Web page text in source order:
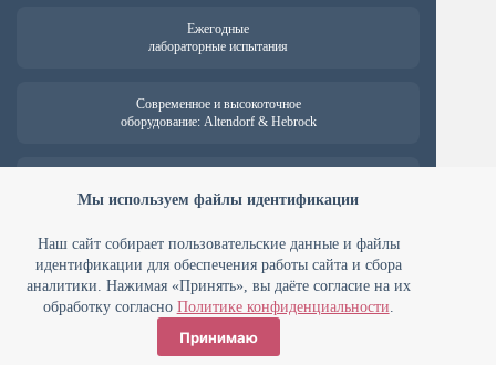
Мы используем файлы идентификации
Наш сайт собирает пользовательские данные и файлы
идентификации для обеспечения работы сайта и сбора
аналитики. Нажимая «Принять», вы даёте согласие на их
обработку согласно Политике конфиденциальности.
Принимаю
Ежегодные
лабораторные испытания
Современное и высокоточное
оборудование: Altendorf & Hebrock
от 18 месяцев
ООО ПК «Мебельные технологии» ИНН 7448127394 ОГРН
1107448022738
Юридический адрес: 454008 г. Челябинск, Комсомольский проспект,
д. 2
Политика конфиденциальности